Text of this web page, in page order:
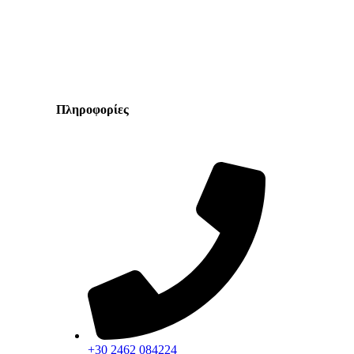
Πληροφορίες
+30 2462 084224